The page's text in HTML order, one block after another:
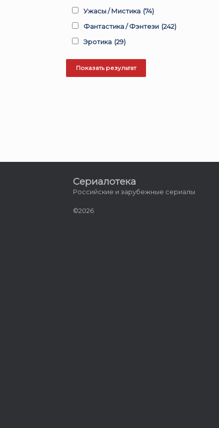
Ужасы / Мистика (74)
Фантастика / Фэнтези (242)
Эротика (29)
Сериалотека
Российские и зарубежные сериалы
©2026